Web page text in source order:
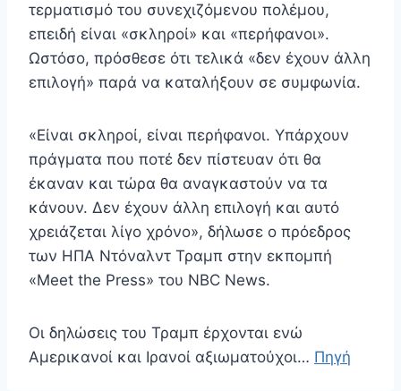
τερματισμό του συνεχιζόμενου πολέμου,
επειδή είναι «σκληροί» και «περήφανοι».
Ωστόσο, πρόσθεσε ότι τελικά «δεν έχουν άλλη
επιλογή» παρά να καταλήξουν σε συμφωνία.
«Είναι σκληροί, είναι περήφανοι. Υπάρχουν
πράγματα που ποτέ δεν πίστευαν ότι θα
έκαναν και τώρα θα αναγκαστούν να τα
κάνουν. Δεν έχουν άλλη επιλογή και αυτό
χρειάζεται λίγο χρόνο», δήλωσε ο πρόεδρος
των ΗΠΑ Ντόναλντ Τραμπ στην εκπομπή
«Meet the Press» του NBC News.
Οι δηλώσεις του Τραμπ έρχονται ενώ
Αμερικανοί και Ιρανοί αξιωματούχοι… Πηγή